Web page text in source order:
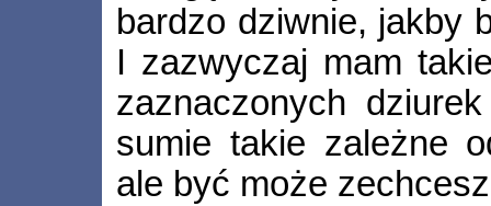
bardzo dziwnie, jakby
I zazwyczaj mam
zaznaczonych
sumie takie zależne
ale być może